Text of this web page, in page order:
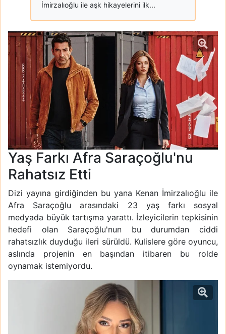
İmirzalıoğlu ile aşk hikayelerini ilk...
Yaş Farkı Afra Saraçoğlu'nu
Rahatsız Etti
Dizi yayına girdiğinden bu yana Kenan İmirzalıoğlu ile
Afra Saraçoğlu arasındaki 23 yaş farkı sosyal
medyada büyük tartışma yarattı. İzleyicilerin tepkisinin
hedefi olan Saraçoğlu'nun bu durumdan ciddi
rahatsızlık duyduğu ileri sürüldü. Kulislere göre oyuncu,
aslında projenin en başından itibaren bu rolde
oynamak istemiyordu.